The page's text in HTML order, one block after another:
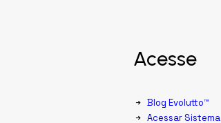
Acesse
Blog Evolutto™
Acessar Sistema